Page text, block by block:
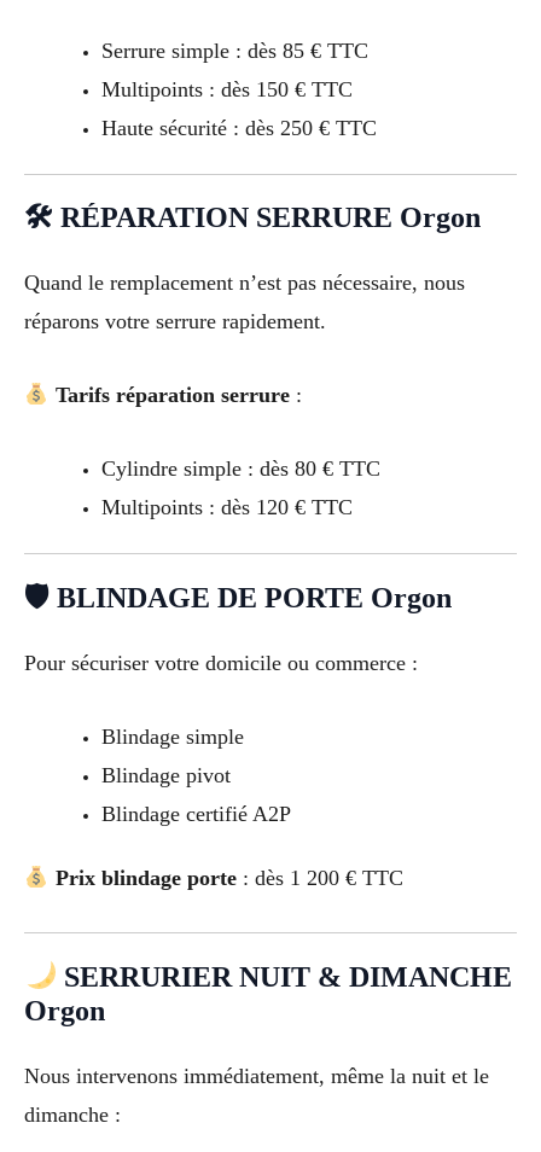
Serrure simple : dès 85 € TTC
Multipoints : dès 150 € TTC
Haute sécurité : dès 250 € TTC
🛠 RÉPARATION SERRURE Orgon
Quand le remplacement n’est pas nécessaire, nous
réparons votre serrure rapidement.
Tarifs réparation serrure:
Cylindre simple : dès 80 € TTC
Multipoints : dès 120 € TTC
🛡 BLINDAGE DE PORTE Orgon
Pour sécuriser votre domicile ou commerce :
Blindage simple
Blindage pivot
Blindage certifié A2P
Prix blindage porte: dès 1 200 € TTC
SERRURIER NUIT & DIMANCHE
Orgon
Nous intervenons immédiatement, même la nuit et le
dimanche :